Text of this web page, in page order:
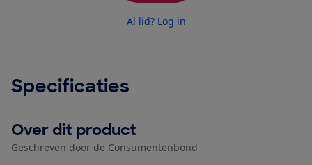
Al lid? Log in
Specificaties
Over dit product
Geschreven door de Consumentenbond